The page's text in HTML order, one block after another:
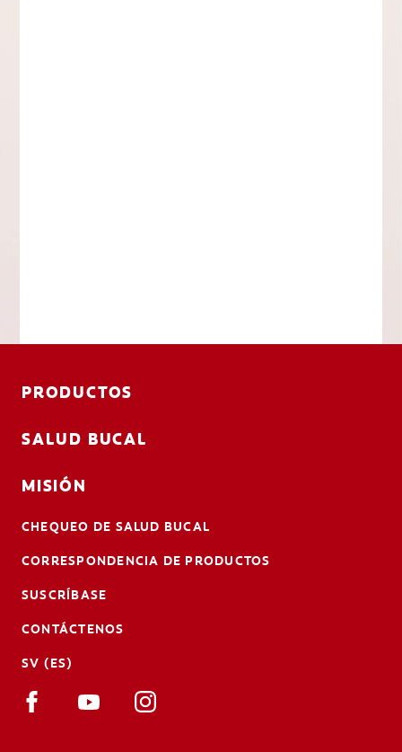
PRODUCTOS
SALUD BUCAL
MISIÓN
CHEQUEO DE SALUD BUCAL
CORRESPONDENCIA DE PRODUCTOS
SUSCRÍBASE
CONTÁCTENOS
SV (ES)